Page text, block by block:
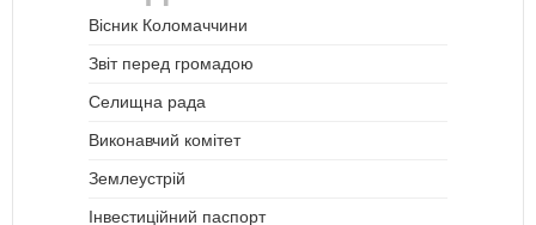
Вісник Коломаччини
Звіт перед громадою
Селищна рада
Виконавчий комітет
Землеустрій
Інвестиційний паспорт